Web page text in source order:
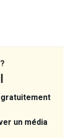
un média